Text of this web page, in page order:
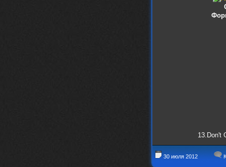
13.Don't
30 июля 2012